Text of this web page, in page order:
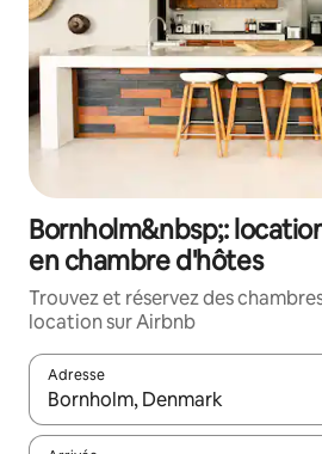
Bornholm&nbsp;:
en chambre d'hôtes
Trouvez et réservez des
location sur Airbnb
Adresse
Lorsque les résultats s'affichent,